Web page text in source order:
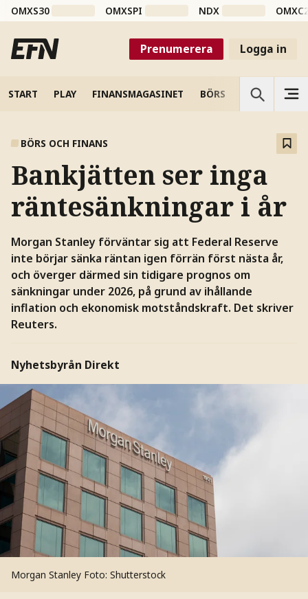
OMXS30 OMXSPI NDX
Prenumerera Logga in
START PLAY FINANSMAGASINET BÖRS VETENSKAP
BÖRS OCH FINANS
Bankjätten ser inga
räntesänkningar i år
Morgan Stanley förväntar sig att Federal Reserve
inte börjar sänka räntan igen förrän först nästa år,
och överger därmed sin tidigare prognos om
sänkningar under 2026, på grund av ihållande
inflation och ekonomisk motståndskraft. Det skriver
Reuters.
Nyhetsbyrån Direkt
Morgan Stanley Foto: Shutterstock